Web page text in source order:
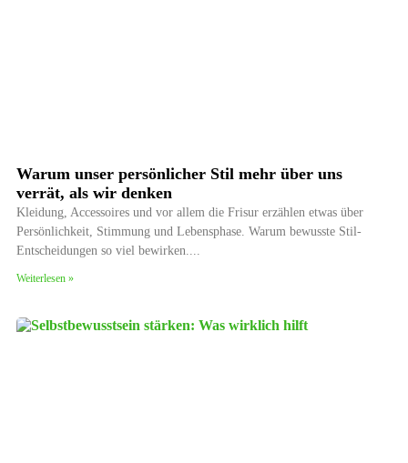
Warum unser persönlicher Stil mehr über uns
verrät, als wir denken
Kleidung, Accessoires und vor allem die Frisur erzählen etwas über
Persönlichkeit, Stimmung und Lebensphase. Warum bewusste Stil-
Entscheidungen so viel bewirken.
Weiterlesen »